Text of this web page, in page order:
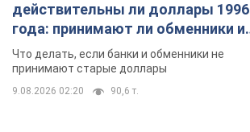
действительны ли доллары 1996
года: принимают ли обменники и
банки такие купюры
Что делать, если банки и обменники не
принимают старые доллары
9.08.2026 02:20 90,6 т.